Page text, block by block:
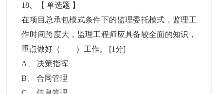
18 、【单选题 】
在项目总承包模式条件下的监理委托模式，监理工
作时间跨度大，监理工程师应具备较全面的知识，
重点做好（ ）工作。 [1分]
A
决策指挥
B 、合同管理